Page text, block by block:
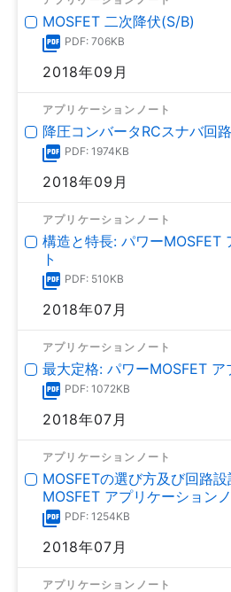
MOSFET 二次降伏(S/B)
PDF: 706KB
2018年09月
アプリケーションノート
降圧コンバータRCスナバ回路
PDF: 1974KB
2018年09月
アプリケーションノート
構造と特長: パワーMOSFET
ト
PDF: 510KB
2018年07月
アプリケーションノート
最大定格: パワーMOSFET ア
PDF: 1072KB
2018年07月
アプリケーションノート
MOSFETの選び方及び回路
MOSFET アプリケーション
PDF: 1254KB
2018年07月
アプリケーションノート